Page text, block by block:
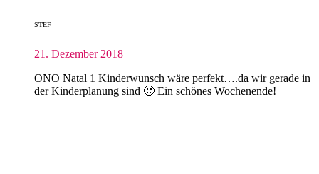
STEF
21. Dezember 2018
ONO Natal 1 Kinderwunsch wäre perfekt….da wir gerade in
der Kinderplanung sind 🙂 Ein schönes Wochenende!